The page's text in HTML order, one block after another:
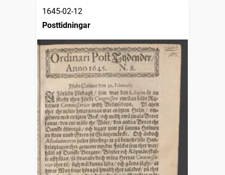
1645-02-12
Posttidningar